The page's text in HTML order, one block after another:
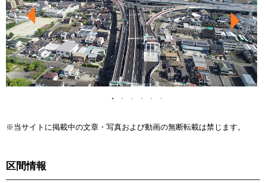
※当サイトに掲載中の文章・写真および動画の無断転載は禁じます。
区間情報